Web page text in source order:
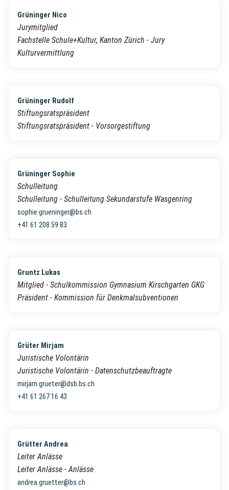
Grüninger Nico
Jurymitglied
Fachstelle Schule+Kultur, Kanton Zürich - Jury
Kulturvermittlung
Grüninger Rudolf
Stiftungsratspräsident
Stiftungsratspräsident - Vorsorgestiftung
Grüninger Sophie
Schulleitung
Schulleitung - Schulleitung Sekundarstufe Wasgenring
sophie.grueninger@bs.ch
+41 61 208 59 83
Gruntz Lukas
Mitglied - Schulkommission Gymnasium Kirschgarten GKG
Präsident - Kommission für Denkmalsubventionen
Grüter Mirjam
Juristische Volontärin
Juristische Volontärin - Datenschutzbeauftragte
mirjam.grueter@dsb.bs.ch
+41 61 267 16 43
Grütter Andrea
Leiter Anlässe
Leiter Anlässe - Anlässe
andrea.gruetter@bs.ch